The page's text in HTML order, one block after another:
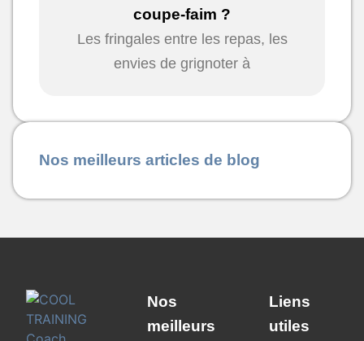
coupe-faim ?
Les fringales entre les repas, les
envies de grignoter à
Nos meilleurs articles de blog
Nos
meilleurs
Liens
utiles